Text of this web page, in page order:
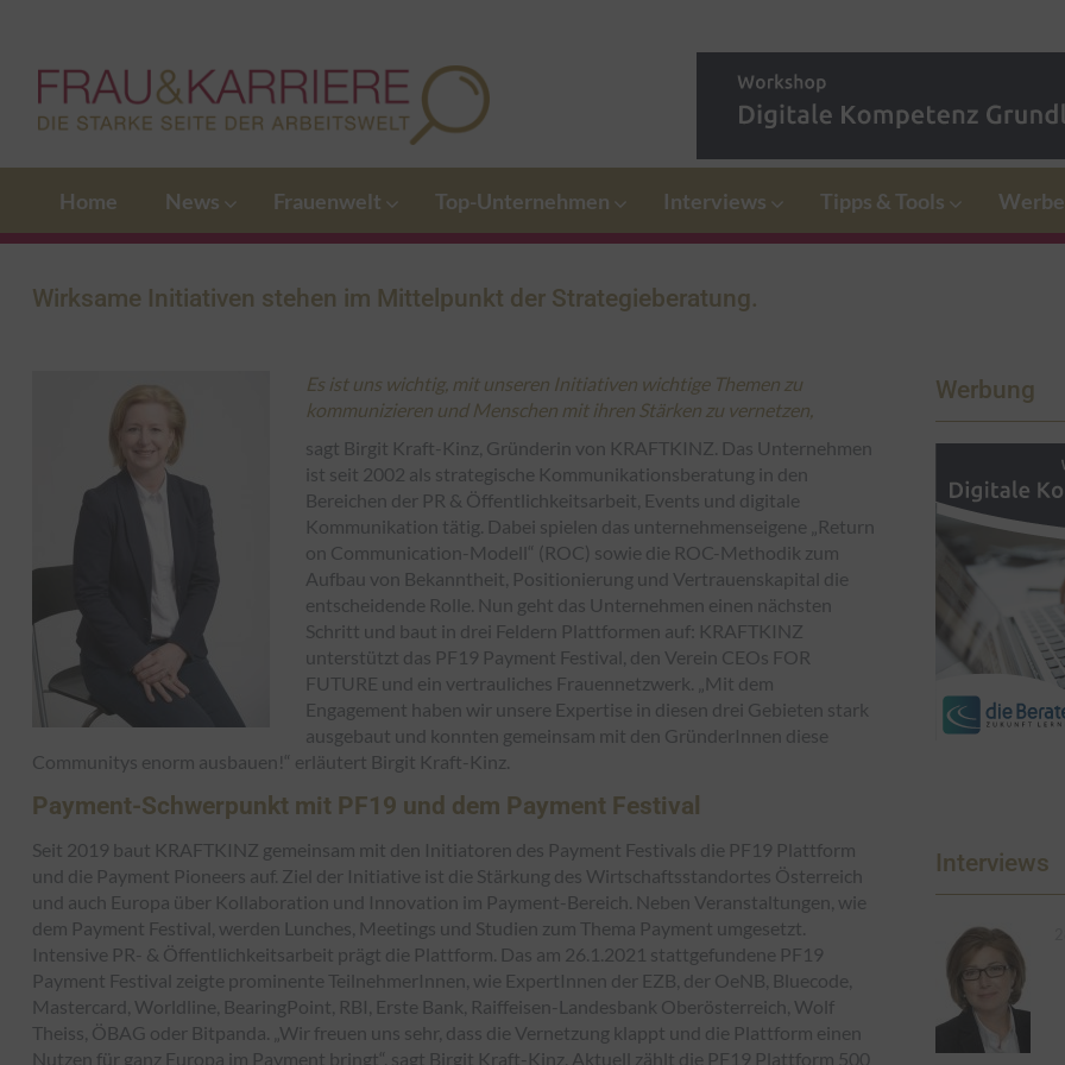
Home News Frauenwelt Top-Unternehmen Interviews Tipps & Tools
Wirksame Initiativen stehen im Mittelpunkt der Strategieberatung.
Es ist uns wichtig, mit unseren Initiativen wichtige Themen zu
kommunizieren und Menschen mit ihren Stärken zu vernetzen,
sagt Birgit Kraft-Kinz, Gründerin von KRAFTKINZ. Das Unternehmen
ist seit 2002 als strategische Kommunikationsberatung in den
Bereichen der PR & Öffentlichkeitsarbeit, Events und digitale
Kommunikation tätig. Dabei spielen das unternehmenseigene „Return
on Communication-Modell“ (ROC) sowie die ROC-Methodik zum
Aufbau von Bekanntheit, Positionierung und Vertrauenskapital die
entscheidende Rolle. Nun geht das Unternehmen einen nächsten
Schritt und baut in drei Feldern Plattformen auf: KRAFTKINZ
unterstützt das PF19 Payment Festival, den Verein CEOs FOR
FUTURE und ein vertrauliches Frauennetzwerk. „Mit dem
Engagement haben wir unsere Expertise in diesen drei Gebieten stark
ausgebaut und konnten gemeinsam mit den GründerInnen diese
Communitys enorm ausbauen!“ erläutert Birgit Kraft-Kinz.
Payment-Schwerpunkt mit PF19 und dem Payment Festival
Seit 2019 baut KRAFTKINZ gemeinsam mit den Initiatoren des Payment Festivals die PF19 Plattform
und die Payment Pioneers auf. Ziel der Initiative ist die Stärkung des Wirtschaftsstandortes Österreich
und auch Europa über Kollaboration und Innovation im Payment-Bereich. Neben Veranstaltungen, wie
dem Payment Festival, werden Lunches, Meetings und Studien zum Thema Payment umgesetzt.
Intensive PR- & Öffentlichkeitsarbeit prägt die Plattform. Das am 26.1.2021 stattgefundene PF19
Payment Festival zeigte prominente TeilnehmerInnen, wie ExpertInnen der EZB, der OeNB, Bluecode,
Mastercard, Worldline, BearingPoint, RBI, Erste Bank, Raiffeisen-Landesbank Oberösterreich, Wolf
Theiss, ÖBAG oder Bitpanda. „Wir freuen uns sehr, dass die Vernetzung klappt und die Plattform einen
Nutzen für ganz Europa im Payment bringt“, sagt Birgit Kraft-Kinz. Aktuell zählt die PF19 Plattform 500
Werbung
Interviews